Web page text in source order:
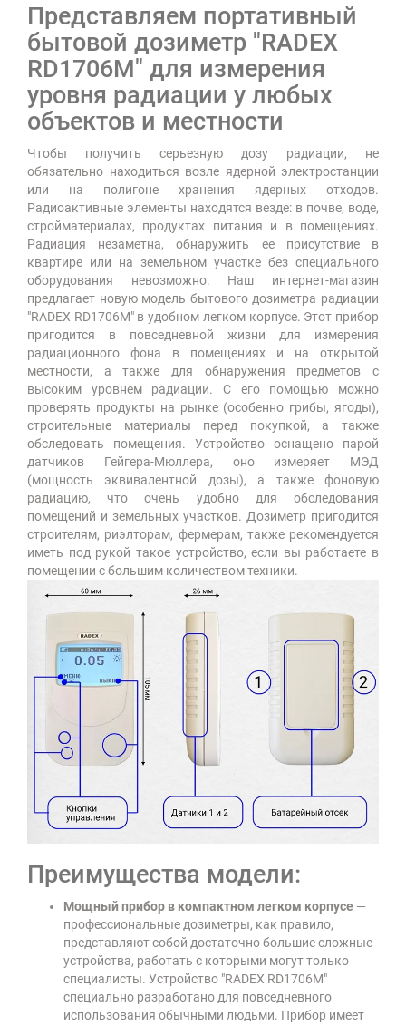
Представляем портативный
бытовой дозиметр "RADEX
RD1706M" для измерения
уровня радиации у любых
объектов и местности
Чтобы получить серьезную дозу радиации, не
обязательно находиться возле ядерной электростанции
или на полигоне хранения ядерных отходов.
Радиоактивные элементы находятся везде: в почве, воде,
стройматериалах, продуктах питания и в помещениях.
Радиация незаметна, обнаружить ее присутствие в
квартире или на земельном участке без специального
оборудования невозможно. Наш интернет-магазин
предлагает новую модель бытового дозиметра радиации
"RADEX RD1706M" в удобном легком корпусе. Этот прибор
пригодится в повседневной жизни для измерения
радиационного фона в помещениях и на открытой
местности, а также для обнаружения предметов с
высоким уровнем радиации. С его помощью можно
проверять продукты на рынке (особенно грибы, ягоды),
строительные материалы перед покупкой, а также
обследовать помещения. Устройство оснащено парой
датчиков Гейгера-Мюллера, оно измеряет МЭД
(мощность эквивалентной дозы), а также фоновую
радиацию, что очень удобно для обследования
помещений и земельных участков. Дозиметр пригодится
строителям, риэлторам, фермерам, также рекомендуется
иметь под рукой такое устройство, если вы работаете в
помещении с большим количеством техники.
Преимущества модели:
Мощный прибор в компактном легком корпусе —
профессиональные дозиметры, как правило,
представляют собой достаточно большие сложные
устройства, работать с которыми могут только
специалисты. Устройство "RADEX RD1706M"
специально разработано для повседневного
использования обычными людьми. Прибор имеет